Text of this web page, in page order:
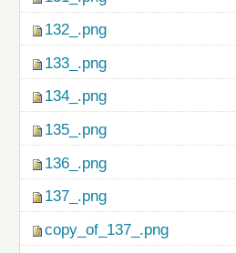
132_.png
133_.png
134_.png
135_.png
136_.png
137_.png
copy_of_137_.png